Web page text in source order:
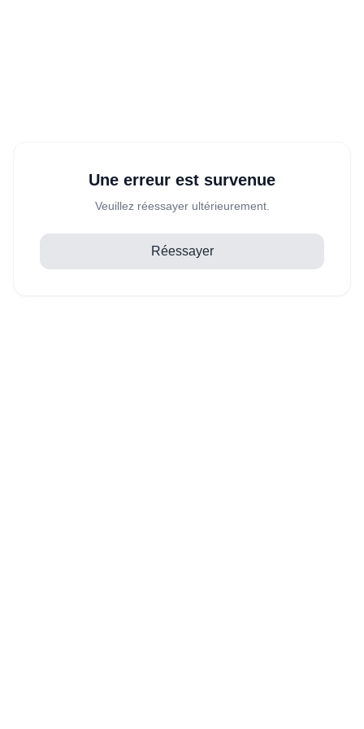
Une erreur est survenue
Veuillez réessayer ultérieurement.
Réessayer